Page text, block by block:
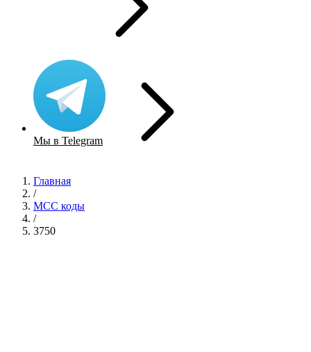
Мы в Telegram
Главная
/
MCC коды
/
3750